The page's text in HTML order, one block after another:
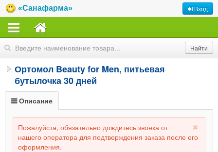
«Санафарма» Вход
Ортомол Beauty for Men, питьевая
бутылочка 30 дней
Описание
Пожалуйста, обязательно дождитесь звонка от
нашего оператора для подтверждения заказа после его
оформления.